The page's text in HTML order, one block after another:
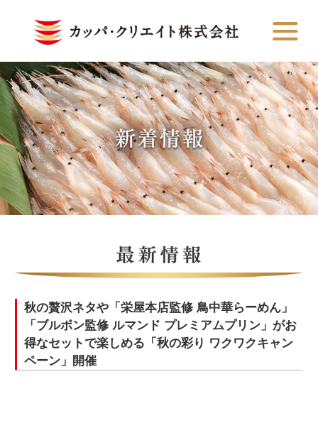
秋の贅沢ネタや「栄屋本店監修 鳥中華らーめん」
「ブルボン監修 ルマンド プレミアムプリン」がお
得なセットで楽しめる「秋の彩り ワクワクキャン
ペーン」開催